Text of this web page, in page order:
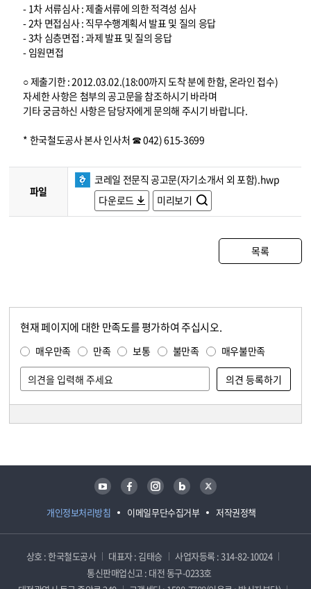
- 1차 서류심사 : 제출서류에 의한 적격성 심사
- 2차 면접심사 : 직무수행계획서 발표 및 질의 응답
- 3차 심층면접 : 과제 발표 및 질의 응답
- 임원면접
○ 제출기한 : 2012.03.02.(18:00까지 도착 분에 한함, 온라인 접수)
자세한 사항은 첨부의 공고문을 참조하시기 바라며
기타 궁금하신 사항은 담당자에게 문의해 주시기 바랍니다.
* 한국철도공사 본사 인사처 ☎ 042) 615-3699
파일
코레일 전문직 공고문(자기소개서 외 포함).hwp
다운로드
미리보기
목록
현재 페이지에 대한 만족도를 평가하여 주십시오.
매우만족 만족 보통 불만족 매우불만족
개인정보처리방침 이메일무단수집거부 저작권정책
유튜브 페이스북 인스타그램 블로그 트위터
상호 : 한국철도공사 대표자 : 김태승
사업자등록 : 314-82-10024
통신판매업신고 : 대전 동구-0233호